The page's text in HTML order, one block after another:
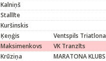
Kalniņš
Stallīte
Kuršinskis
Ķeņģis
Ventspils
Maksimenkovs
VK Tranzīts
Krūziņa
MARATONA KLUBS